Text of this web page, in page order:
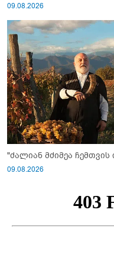
09.08.2026
"ძალიან მძიმეა
09.08.2026